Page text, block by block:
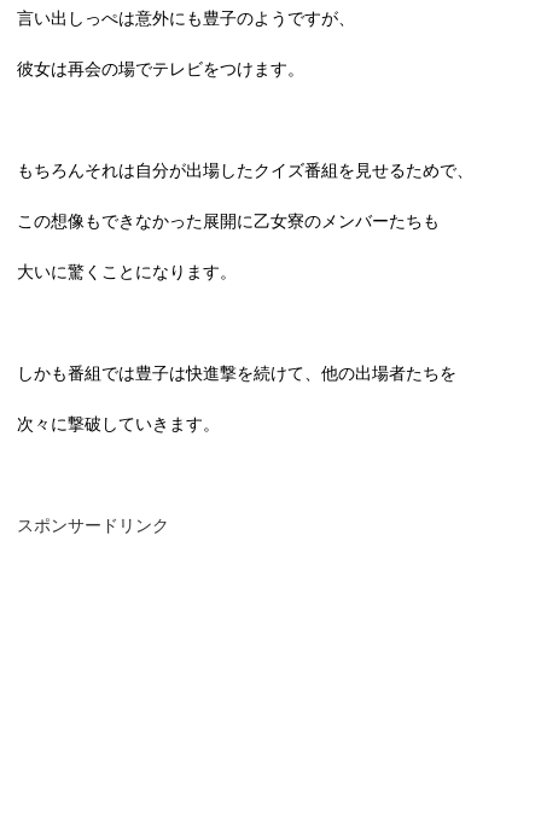
言い出しっぺは意外にも豊子のようですが、
彼女は再会の場でテレビをつけます。
もちろんそれは自分が出場したクイズ番組を見せるためで、
この想像もできなかった展開に乙女寮のメンバーたちも
大いに驚くことになります。
しかも番組では豊子は快進撃を続けて、他の出場者たちを
次々に撃破していきます。
スポンサードリンク